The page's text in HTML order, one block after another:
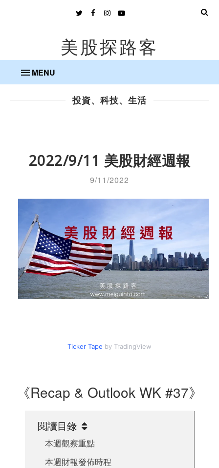
美股探路客
MENU
投資、科技、生活
2022/9/11 美股財經週報
9/11/2022
Ticker Tape by TradingView
《Recap & Outlook WK #37》
閱讀目錄
本週觀察重點
本週財報發佈時程